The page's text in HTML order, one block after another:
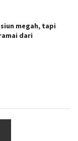
megah, tapi
dari